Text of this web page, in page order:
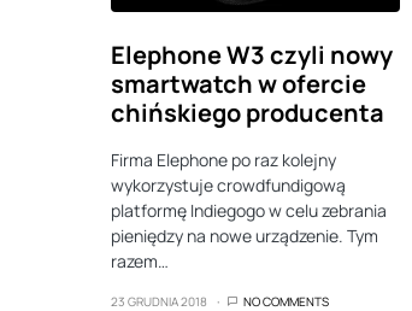
Elephone W3 czyli nowy
smartwatch w ofercie
chińskiego producenta
Firma Elephone po raz kolejny
wykorzystuje crowdfundigową
platformę Indiegogo w celu zebrania
pieniędzy na nowe urządzenie. Tym
razem…
23 GRUDNIA 2018 NO COMMENTS